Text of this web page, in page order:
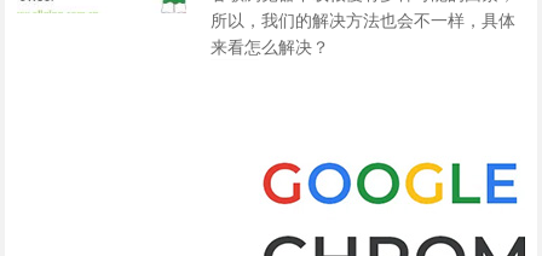
所以，我们的解决方法也会不一样，具体
来看怎么解决？